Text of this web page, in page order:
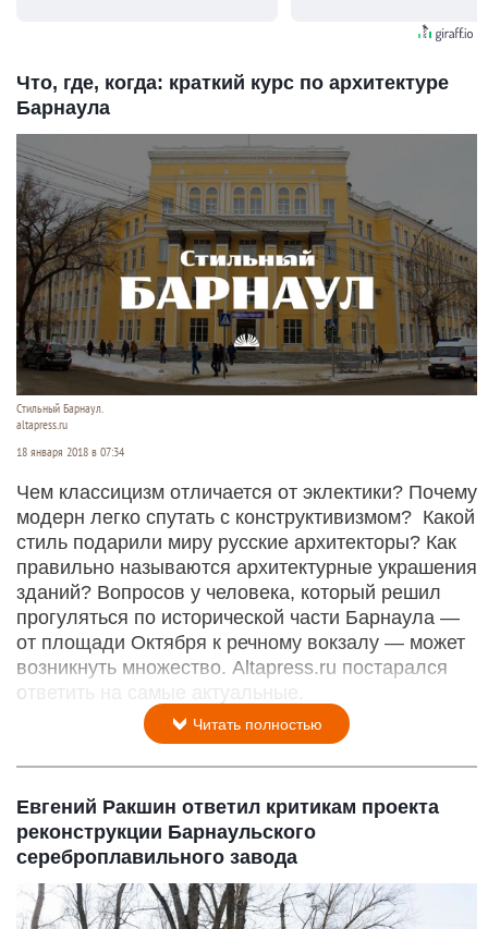
Что, где, когда: краткий курс по архитектуре
Барнаула
Стильный Барнаул.
altapress.ru
18 января 2018 в 07:34
Чем классицизм отличается от эклектики? Почему
модерн легко спутать с конструктивизмом? Какой
стиль подарили миру русские архитекторы? Как
правильно называются архитектурные украшения
зданий? Вопросов у человека, который решил
прогуляться по исторической части Барнаула —
от площади Октября к речному вокзалу — может
возникнуть множество. Altаpress.ru постарался
ответить на самые актуальные.
Читать полностью
Евгений Ракшин ответил критикам проекта
реконструкции Барнаульского
сереброплавильного завода